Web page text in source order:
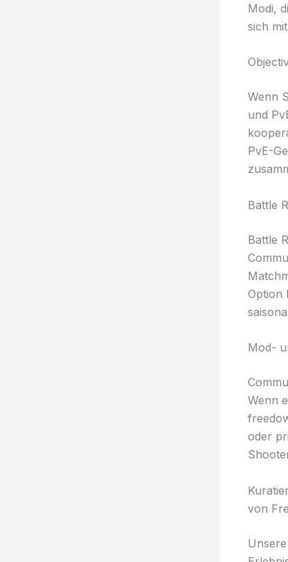
Modi,
sich
Wenn
und
PvE-
Battle
Battle
Option
Mod-
Wenn
oder
von